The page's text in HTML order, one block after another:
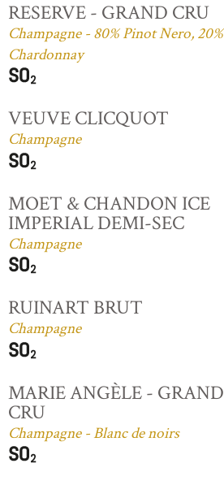
RESERVE - GRAND CRU
Champagne - 80% Pinot Nero, 20%
Chardonnay
VEUVE CLICQUOT
Champagne
MOET & CHANDON ICE
IMPERIAL DEMI-SEC
Champagne
RUINART BRUT
Champagne
MARIE ANGÈLE - GRAND
CRU
Champagne - Blanc de noirs